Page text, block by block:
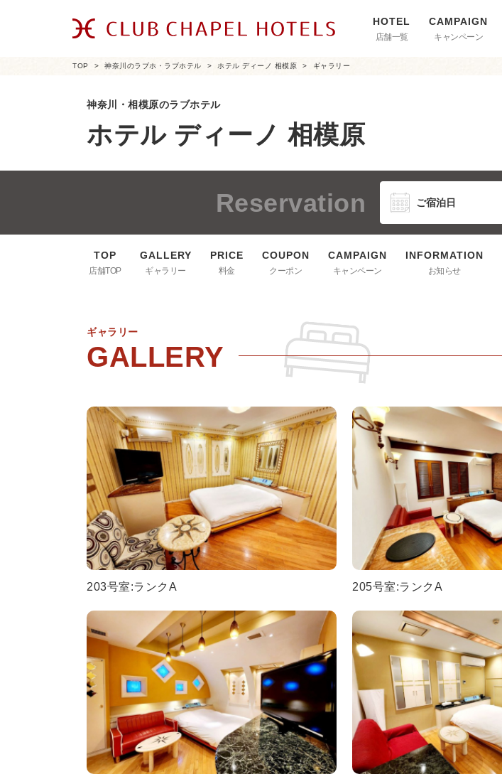
店舗一覧 キャンペーン
TOP 神奈川のラブホ・ラブホテル ホテル ディーノ 相模原 ギャラリー
神奈川・相模原のラブホテル
ホテル ディーノ 相模原
Reservation
店舗TOP ギャラリー 料金 クーポン キャンペーン お知らせ
ギャラリー
203号室:ランクA 205号室:ランクA